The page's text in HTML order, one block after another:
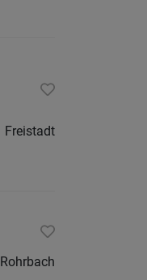
Freistadt
Rohrbach